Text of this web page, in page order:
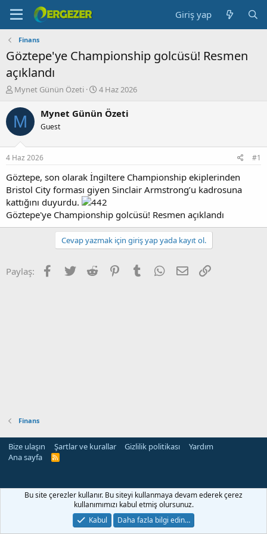
Giriş yap
Finans
Göztepe'ye Championship golcüsü! Resmen
açıklandı
K
n
b
u
u
b
a
ş
a
t
a
Mynet Günün Özeti
B
ş
ç
t
a
r
i
h
i
4 Haz 2026
M Mynet Günün Özeti
Guest
4 Haz 2026 #1
Göztepe, son olarak İngiltere Championship ekiplerinden
Bristol City forması giyen Sinclair Armstrong’u kadrosuna
kattığını duyurdu.
Göztepe'ye Championship golcüsü! Resmen açıklandı
Cevap yazmak için giriş yap yada kayıt ol.
Paylaş: Facebook
Twitter Reddit PinterestTumblr WhatsApp
E-posta
Finans
Bize ulaşın Şartlar ve kurallar Gizlilik politikası
Yardım
Ana sayfa
R
Bu site çerezler kullanır. Bu siteyi kullanmaya devam ederek çerez
kullanımımızı kabul etmiş olursunuz.
Kabul
Daha fazla bilgi edin…